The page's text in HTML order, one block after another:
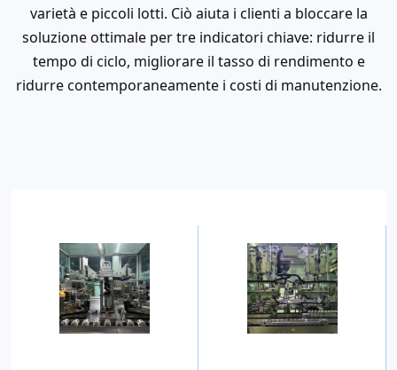
varietà e piccoli lotti. Ciò aiuta i clienti a bloccare la
soluzione ottimale per tre indicatori chiave: ridurre il
tempo di ciclo, migliorare il tasso di rendimento e
ridurre contemporaneamente i costi di manutenzione.